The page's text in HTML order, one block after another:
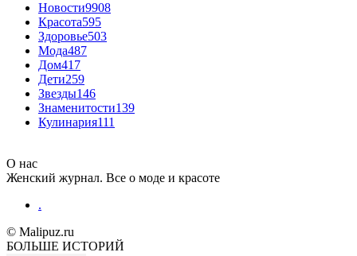
Новости9908
Красота595
Здоровье503
Мода487
Дом417
Дети259
Звезды146
Знаменитости139
Кулинария111
О нас
Женский журнал. Все о моде и красоте
.
© Malipuz.ru
БОЛЬШЕ ИСТОРИЙ